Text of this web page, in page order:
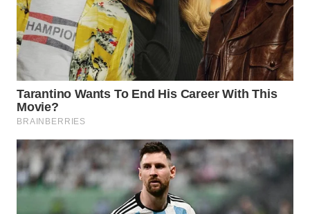
WN
MAJALENGKA
WN
SUBANG
SUKABUMI
WN
PURWAKARTA